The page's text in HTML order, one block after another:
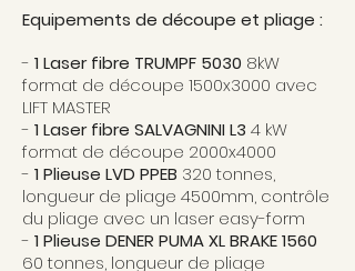
Equipements de découpe et pliage :
- 1 Laser fibre TRUMPF 5030 8kW
format de découpe 1500x3000 avec
LIFT MASTER
- 1 Laser fibre SALVAGNINI L3 4 kW
format de découpe 2000x4000
- 1 Plieuse LVD PPEB 320 tonnes,
longueur de pliage 4500mm, contrôle
du pliage avec un laser easy-form
- 1 Plieuse DENER PUMA XL BRAKE 1560
60 tonnes, longueur de pliage